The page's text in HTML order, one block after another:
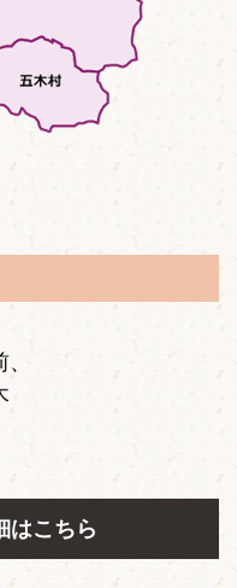
はこちら